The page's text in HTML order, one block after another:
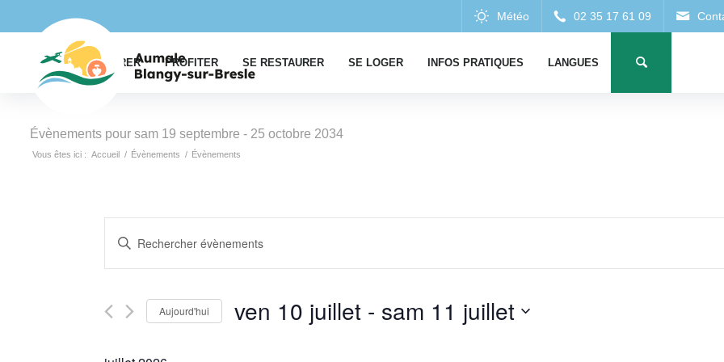
EXPLORER PROFITER SE RESTAURER SE LOGER INFOS PRATIQUES LANGUES
Évènements pour sam 19 septembre - 25 octobre 2034
Vous êtes ici : Accueil / Évènements / Évènements
et
navigation
de
vues
Saisir
ÉvènementsAujourd'hui ven 10 juillet - sam 11 juillet